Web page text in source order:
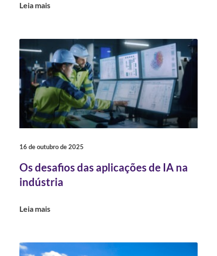
Leia mais
Os desafios das aplicações de IA na
indústria
Leia mais
16 de outubro de 2025